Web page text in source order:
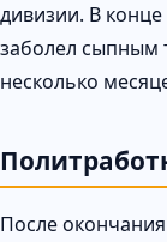
дивизии. В
заболел сыпным
несколько
После